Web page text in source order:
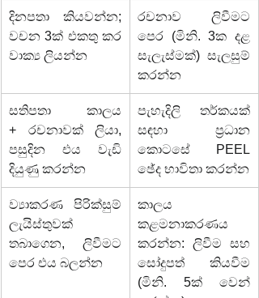
දිනපතා කියවන්න;
වචන 3ක් එකතු කර
වාක්‍ය ලියන්න
රචනාව ලිවීමට
පෙර (මිනි. 3ක දළ
සැලැස්මක්) සැලසුම්
කරන්න
සතිපතා කාලය
+ රචනාවක් ලියා,
පසුදින එය වැඩි
දියුණු කරන්න
පැහැදිලි තර්කයක්
සඳහා ප්‍රධාන
කොටසේ PEEL
ඡේද භාවිතා කරන්න
ව්‍යාකරණ පිරික්සුම්
ලැයිස්තුවක්
තබාගෙන, ලිවීමට
පෙර එය බලන්න
කාලය
කළමනාකරණය
කරන්න: ලිවීම සහ
සෝදුපත් කියවීම
(මිනි. 5ක් වෙන්